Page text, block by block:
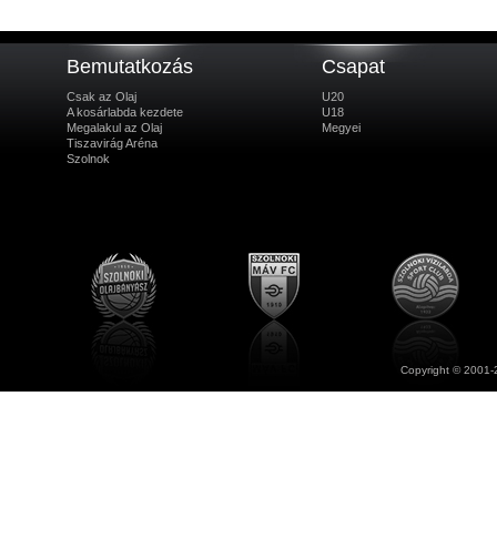
Bemutatkozás
Csak az Olaj
A kosárlabda kezdete
Megalakul az Olaj
Tiszavirág Aréna
Szolnok
Csapat
U20
U18
Megyei
Copyright ©